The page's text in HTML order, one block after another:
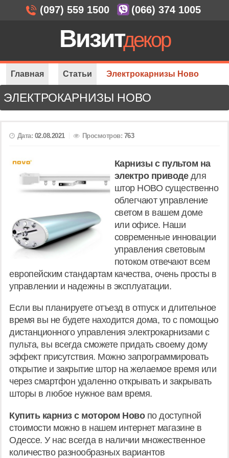
ЭЛЕКТРОКАРНИЗЫ НОВО
Дата: 02.08.2021 Просмотров: 763
Карнизы с пультом на
электро приводедля
штор НОВО существенно
облегчают управление
светом в вашем доме
или офисе. Наши
современные инновации
управления световым
потоком отвечают всем
европейским стандартам качества, очень просты в
управлении и надежны в эксплуатации.
Если вы планируете отъезд в отпуск и длительное
время вы не будете находится дома, то с помощью
дистанционного управления электрокарнизами с
пульта, вы всегда сможете придать своему дому
эффект присутствия. Можно запрограммировать
открытие и закрытие штор на желаемое время или
через смартфон удаленно открывать и закрывать
шторы в любое нужное вам время.
Купить карниз с мотором Новопо доступной
стоимости можно в нашем интернет магазине в
Одессе. У нас всегда в наличии множественное
количество разнообразных вариантов
Главная Статьи Электрокарнизы Ново
(097) 559 1500 (066) 374 1005
Визитдекор